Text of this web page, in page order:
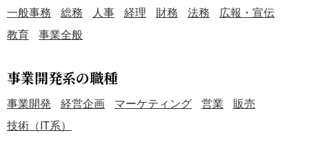
一般事務 総務 人事 経理 財務 法務
広報・宣伝
教育
事業全般
事業開発系の職種
事業開発 経営企画 マーケティング 営業
販売
技術（IT系）